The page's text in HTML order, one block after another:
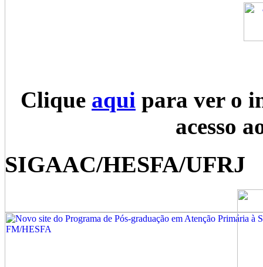
Clique aqui para ver o
acesso
SIGAAC/HESFA/UFRJ